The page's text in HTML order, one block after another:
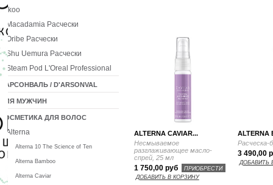
ALTERNA CAVIAR...
Несмываемое
разглаживающее масло-
спрей, 25 мл
1 750,00 руб
ПРИОБРЕСТИ
ДОБАВИТЬ В КОРЗИНУ
ALTERNA
Расческа-
3 490,00
ДОБАВИТЬ
Ikoo
Macadamia Расчески
Oribe Расчески
Shu Uemura Расчески
Steam Pod L'Oreal Professional
ДАРСОНВАЛЬ / D'ARSONVAL
ДЛЯ МУЖЧИН
КОСМЕТИКА ДЛЯ ВОЛОС
Alterna
Alterna 10 The Science of Ten
Alterna Bamboo
Alterna Caviar